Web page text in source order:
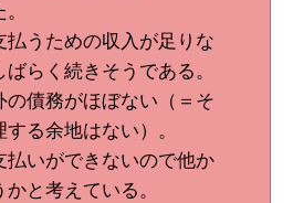
払うための収入が足りな
らく続きそうである。
の債務がほぼない（＝そ
る余地はない）。
払いができないので他か
と考えている。